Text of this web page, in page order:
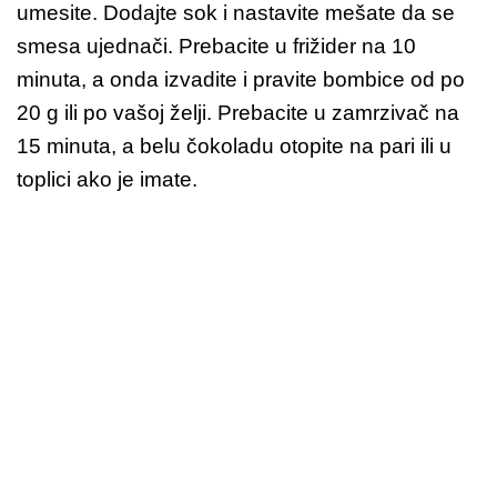
umesite. Dodajte sok i nastavite mešate da se
smesa ujednači. Prebacite u frižider na 10
minuta, a onda izvadite i pravite bombice od po
20 g ili po vašoj želji. Prebacite u zamrzivač na
15 minuta, a belu čokoladu otopite na pari ili u
toplici ako je imate.